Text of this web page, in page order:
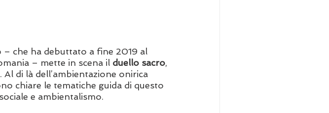
che ha debuttato a fine 2019 al
– mette in scena il duello sacro,
di là dell’ambientazione onirica
chiare le tematiche guida di questo
e ambientalismo.